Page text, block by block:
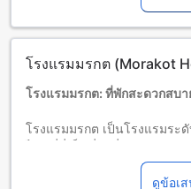
บริการเตียงเสริมขึ้นอยู่กับปร
จำนวนผู้เข้าพักที่กำหนดในแต่
นโยบายที่แตกต่างหรือเงื่อนไขเ
โรงแรมมรกต (Morakot
โรงแรมมรกต: ที่พักสะดวกสบ
โรงแรมมรกต เป็นโรงแรมระ
ต้องการสถานที่พักในราคาที่เป็
โรงแรมมรกตมีจำนวนห้องพัก
ดูข้อเ